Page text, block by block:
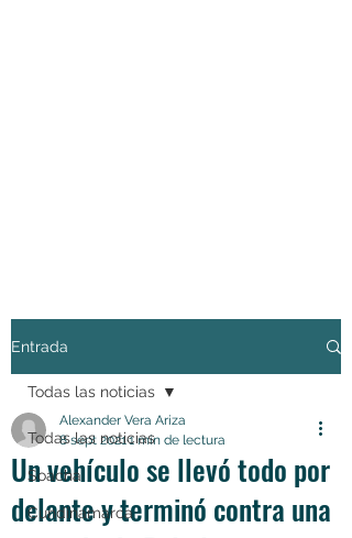
Entrada
Todas las noticias
Soacha
Cundinamarca
Todas las noticias
Un vehículo se llevó todo por
delante y terminó contra una
Alexander Vera Ariza
8 sept 20211 min de lectura